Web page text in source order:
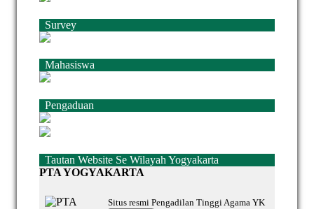
Survey
Mahasiswa
Pengaduan
Tautan Website Se Wilayah Yogyakarta
PTA YOGYAKARTA
Situs resmi Pengadilan Tinggi Agama YK